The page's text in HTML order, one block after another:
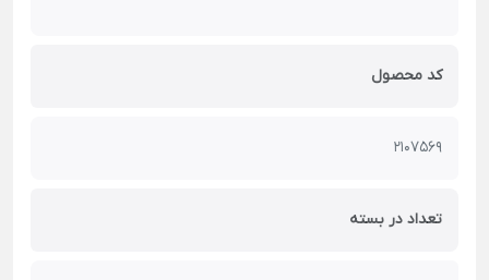
کد محصول
2107569
تعداد در بسته